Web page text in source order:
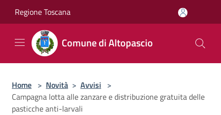
Regione Toscana
Comune di Altopascio
Home > Novità > Avvisi >
Campagna lotta alle zanzare e distribuzione gratuita delle
pasticche anti-larvali